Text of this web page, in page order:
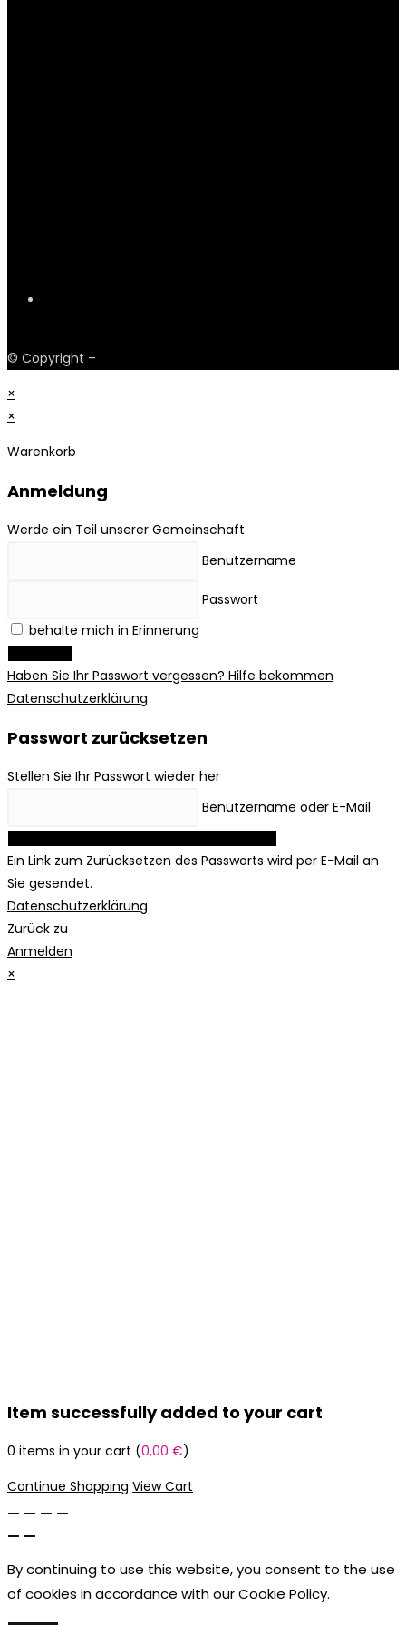
© Copyright –
×
×
Warenkorb
Anmeldung
Werde ein Teil unserer Gemeinschaft
Benutzername
Passwort
behalte mich in Erinnerung
Haben Sie Ihr Passwort vergessen? Hilfe bekommen
Datenschutzerklärung
Passwort zurücksetzen
Stellen Sie Ihr Passwort wieder her
Benutzername oder E-Mail
Ein Link zum Zurücksetzen des Passworts wird per E-Mail an
Sie gesendet.
Datenschutzerklärung
Zurück zu
Anmelden
×
Item successfully added to your cart
0 items in your cart (0,00 €)
Continue Shopping View Cart
By continuing to use this website, you consent to the use
of cookies in accordance with our Cookie Policy.